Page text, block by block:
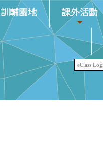
訓輔園地 課外活動